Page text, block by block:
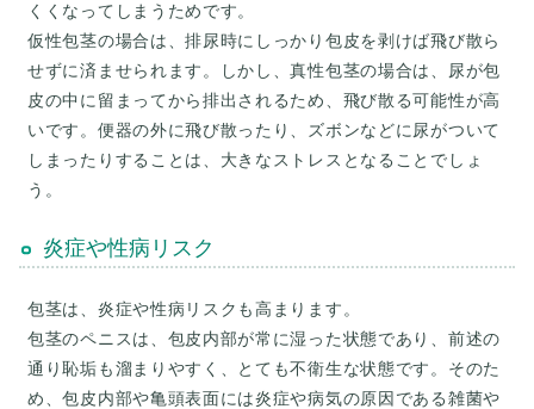
くくなってしまうためです。
仮性包茎の場合は、排尿時にしっかり包皮を剥けば飛び散ら
せずに済ませられます。しかし、真性包茎の場合は、尿が包
皮の中に留まってから排出されるため、飛び散る可能性が高
いです。便器の外に飛び散ったり、ズボンなどに尿がついて
しまったりすることは、大きなストレスとなることでしょ
炎症や性病リスク
包茎は、炎症や性病リスクも高まります。
包茎のペニスは、包皮内部が常に湿った状態であり、前述の
通り恥垢も溜まりやすく、とても不衛生な状態です。そのた
め、包皮内部や亀頭表面には炎症や病気の原因である雑菌や